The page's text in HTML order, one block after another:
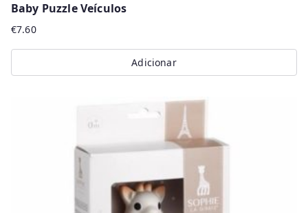
Baby Puzzle Veículos
€7.60
Adicionar